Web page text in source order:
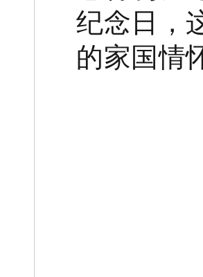
纪念日，
的家国情